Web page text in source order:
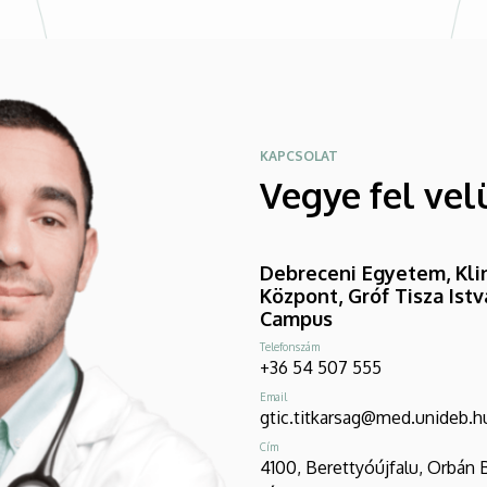
KAPCSOLAT
Vegye fel
Debreceni Egyetem,
Központ, Gróf Tisza
Campus
Telefonszám
+36 54 507 555
Email
Cím
4100, Berettyóújfalu, Orbán